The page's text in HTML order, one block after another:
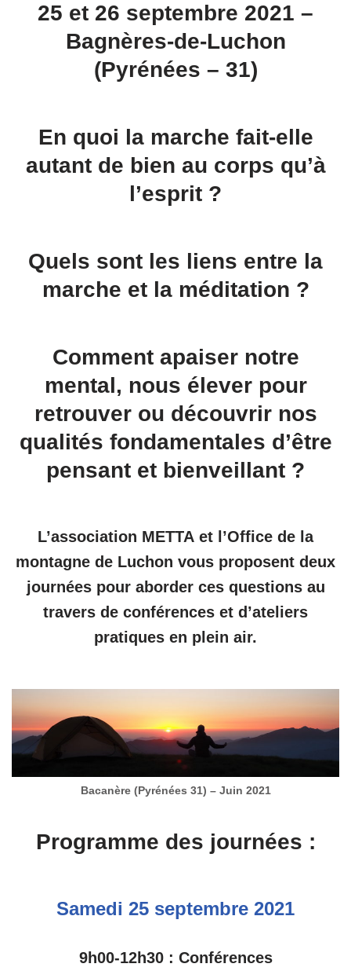
25 et 26 septembre 2021 –
Bagnères-de-Luchon
(Pyrénées – 31)
En quoi la marche fait-elle
autant de bien au corps qu’à
l’esprit ?
Quels sont les liens entre la
marche et la méditation ?
Comment apaiser notre
mental, nous élever pour
retrouver ou découvrir nos
qualités fondamentales d’être
pensant et bienveillant ?
L’association METTA et l’Office de la
montagne de Luchon vous proposent deux
journées pour aborder ces questions au
travers de conférences et d’ateliers
pratiques en plein air.
Bacanère (Pyrénées 31) – Juin 2021
Programme des journées :
Samedi 25 septembre 2021
9h00-12h30 : Conférences